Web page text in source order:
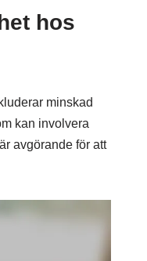
hos
minskad
kan involvera
avgörande för att